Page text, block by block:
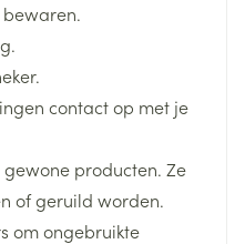
contact op met je
producten. Ze
of geruild worden.
om ongebruikte